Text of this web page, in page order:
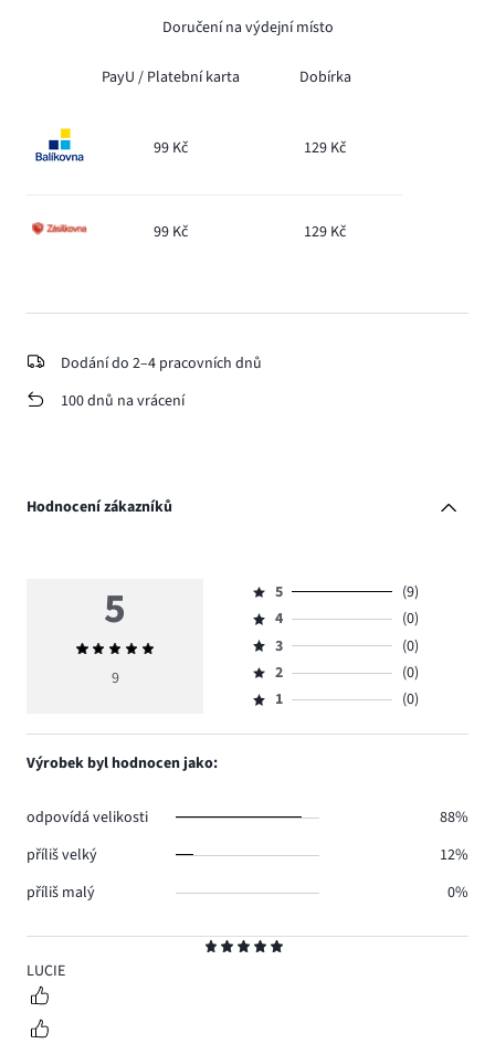
Doručení na výdejní místo
PayU / Platební karta Dobírka
99 Kč 129 Kč
99 Kč 129 Kč
Dodání do 2–4 pracovních dnů
100 dnů na vrácení
Hodnocení zákazníků
5LUCIE
5
Průměrné
hodnocení
9
Hodnocení
5,
počet
hlasů
9.
5
(9)
Hodnocení
4,
počet
hlasů
4
(0)
Hodnocení
3,
počet
3
(0)
Hodnocení
2,
2
(0)
Hodnocení
1,
1 (0)
Výrobek byl hodnocen jako:
odpovídá velikosti
88%
příliš velký
12%
příliš malý
0%